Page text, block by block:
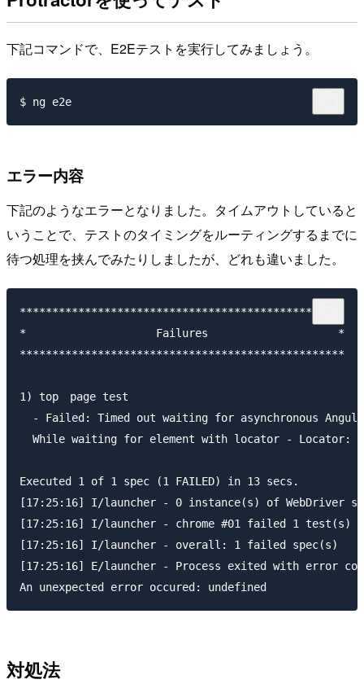
下記コマンドで、E2Eテストを実行してみましょう。
エラー内容
下記のようなエラーとなりました。タイムアウトしていると
いうことで、テストのタイミングをルーティングするまでに
待つ処理を挟んでみたりしましたが、どれも違いました。
**************************************************
*                    Failures                    *
**************************************************
1) top　page test
- Failed: Timed out waiting for asynchronous
While waiting for element with locator - Locator:
Executed 1 of 1 spec (1 FAILED) in 13 secs.
[17:25:16] I/launcher - 0 instance(s) of WebDriver
[17:25:16] I/launcher - chrome #01 failed 1 test(s)
[17:25:16] I/launcher - overall: 1 failed spec(s)
[17:25:16] E/launcher - Process exited with error
対処法